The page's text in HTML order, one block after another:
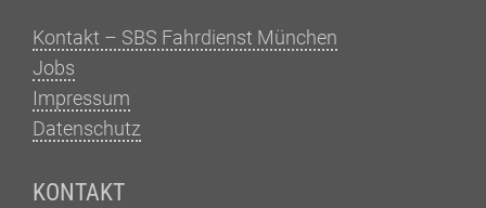
Kontakt – SBS Fahrdienst München
Jobs
Impressum
Datenschutz
KONTAKT